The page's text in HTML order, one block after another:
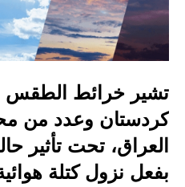
تشير خرائط الطقس
كردستان وعدد من
العراق، تحت تأثير
بفعل نزول كتلة